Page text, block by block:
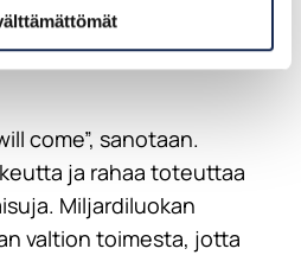
tuotteiksi, kuten e-
menestyksemme
come”, sanotaan.
ja rahaa toteuttaa
Miljardiluokan
valtion toimesta, jotta